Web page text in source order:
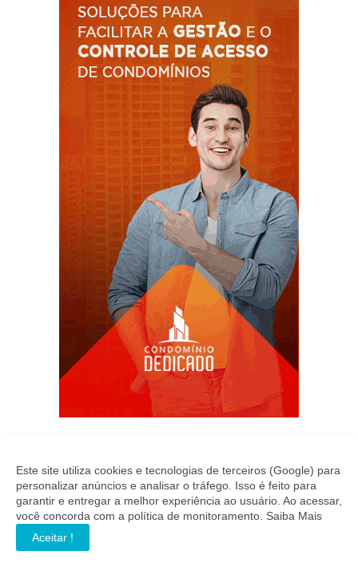
Este site utiliza cookies e tecnologias de terceiros (Google) para
personalizar anúncios e analisar o tráfego. Isso é feito para
garantir e entregar a melhor experiência ao usuário. Ao acessar,
você concorda com a política de monitoramento. Saiba Mais
Aceitar !